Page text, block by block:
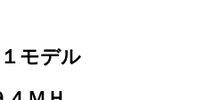
モデル